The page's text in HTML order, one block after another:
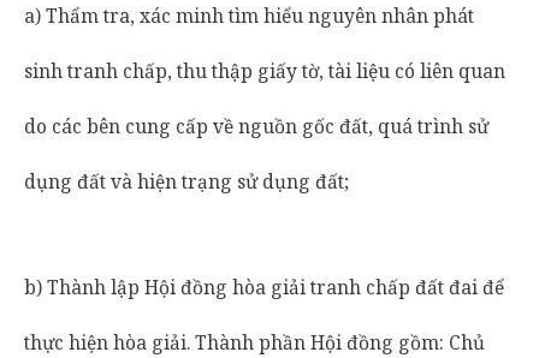
a) Thẩm tra, xác minh tìm hiểu nguyên nhân phát
sinh tranh chấp, thu thập giấy tờ, tài liệu có liên quan
do các bên cung cấp về nguồn gốc đất, quá trình sử
dụng đất và hiện trạng sử dụng đất;
b) Thành lập Hội đồng hòa giải tranh chấp đất đai để
thực hiện hòa giải. Thành phần Hội đồng gồm: Chủ